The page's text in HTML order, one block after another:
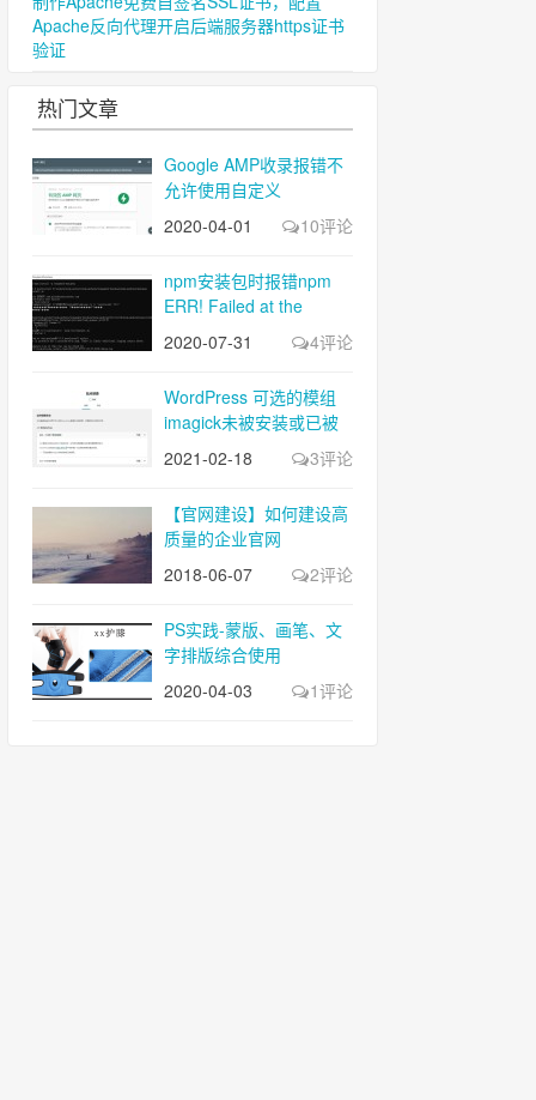
Apache反向代理开启后端服务器https证书
验证
热门文章
Google AMP收录报错不
允许使用自定义
JavaScript
2020-04-01 10评论
npm安装包时报错npm
ERR! Failed at the
gifsicle@4.0.1 postinstall
script
2020-07-31 4评论
WordPress 可选的模组
imagick未被安装或已被
禁用
2021-02-18 3评论
【官网建设】如何建设高
质量的企业官网
2018-06-07
2评论
PS实践-蒙版、画笔、文
字排版综合使用
2020-04-03
1评论